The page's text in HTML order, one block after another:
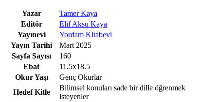
Yazar
Tamer Kaya
Editör
Elif Aksu Kaya
Yayınevi
Yordam Kitabevi
Yayın Tarihi
Mart 2025
Sayfa Sayısı
160
Ebat
11.5x18.5
Okur Yaşı
Genç Okurlar
Hedef Kitle
Bilimsel konuları sade bir dille öğrenmek
isteyenler